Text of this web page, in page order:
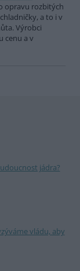
opravu rozbitých
a to i v
Výrobci
cenu a v
jádra?
vládu, aby